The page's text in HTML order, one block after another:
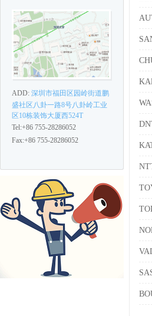
ADD: 深圳市福田区园岭街道鹏
盛社区八卦一路8号八卦岭工业
区10栋装饰大厦西524T
Tel:+86 755-28286052
Fax:+86 755-28286052